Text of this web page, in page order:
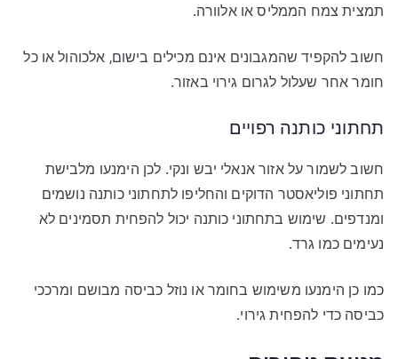
תמצית צמח הממליס או אלוורה.
חשוב להקפיד שהמגבונים אינם מכילים בישום, אלכוהול או כל
חומר אחר שעלול לגרום גירוי באזור.
תחתוני כותנה רפויים
חשוב לשמור על אזור אנאלי יבש ונקי. לכן הימנעו מלבישת
תחתוני פוליאסטר הדוקים והחליפו לתחתוני כותנה נושמים
ומנדפים. שימוש בתחתוני כותנה יכול להפחית תסמינים לא
נעימים כמו גרד.
כמו כן הימנעו משימוש בחומר או נוזל כביסה מבושם ומרככי
כביסה כדי להפחית גירוי.